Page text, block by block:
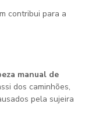
contribui para a
manual de
dos caminhões,
pela sujeira